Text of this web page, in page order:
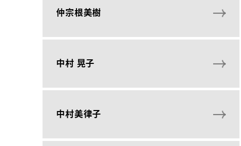
仲宗根美樹
中村 晃子
中村美律子